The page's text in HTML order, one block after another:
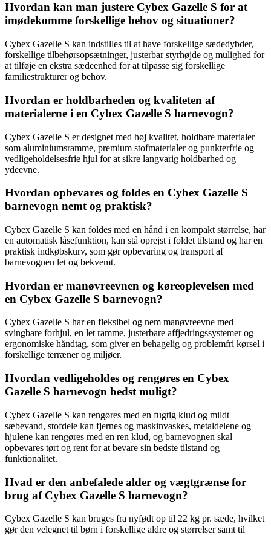
Hvordan kan man justere Cybex Gazelle S for at
imødekomme forskellige behov og situationer?
Cybex Gazelle S kan indstilles til at have forskellige sædedybder,
forskellige tilbehørsopsætninger, justerbar styrhøjde og mulighed for
at tilføje en ekstra sædeenhed for at tilpasse sig forskellige
familiestrukturer og behov.
Hvordan er holdbarheden og kvaliteten af
materialerne i en Cybex Gazelle S barnevogn?
Cybex Gazelle S er designet med høj kvalitet, holdbare materialer
som aluminiumsramme, premium stofmaterialer og punkterfrie og
vedligeholdelsesfrie hjul for at sikre langvarig holdbarhed og
ydeevne.
Hvordan opbevares og foldes en Cybex Gazelle S
barnevogn nemt og praktisk?
Cybex Gazelle S kan foldes med en hånd i en kompakt størrelse, har
en automatisk låsefunktion, kan stå oprejst i foldet tilstand og har en
praktisk indkøbskurv, som gør opbevaring og transport af
barnevognen let og bekvemt.
Hvordan er manøvreevnen og køreoplevelsen med
en Cybex Gazelle S barnevogn?
Cybex Gazelle S har en fleksibel og nem manøvreevne med
svingbare forhjul, en let ramme, justerbare affjedringssystemer og
ergonomiske håndtag, som giver en behagelig og problemfri kørsel i
forskellige terræner og miljøer.
Hvordan vedligeholdes og rengøres en Cybex
Gazelle S barnevogn bedst muligt?
Cybex Gazelle S kan rengøres med en fugtig klud og mildt
sæbevand, stofdele kan fjernes og maskinvaskes, metaldelene og
hjulene kan rengøres med en ren klud, og barnevognen skal
opbevares tørt og rent for at bevare sin bedste tilstand og
funktionalitet.
Hvad er den anbefalede alder og vægtgrænse for
brug af Cybex Gazelle S barnevogn?
Cybex Gazelle S kan bruges fra nyfødt op til 22 kg pr. sæde, hvilket
gør den velegnet til børn i forskellige aldre og størrelser samt til